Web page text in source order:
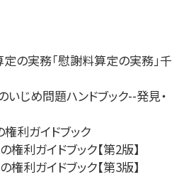
の実務「慰謝料算定の実務」千
じめ問題ハンドブック--発見・
利ガイドブック
利ガイドブック【第2版】
利ガイドブック【第3版】